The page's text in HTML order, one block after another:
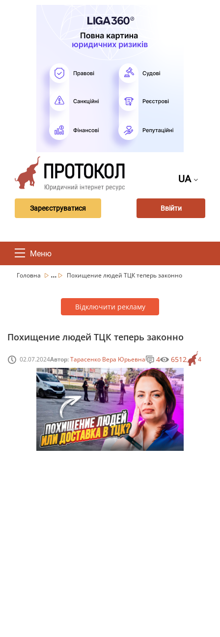
UA
Зареєструватися Ввійти
Меню
Головна ... Похищение людей ТЦК теперь законно
Відключити рекламу
Похищение людей ТЦК теперь законно
02.07.2024Автор:Тарасенко Вера Юрьевна 4
4 6512